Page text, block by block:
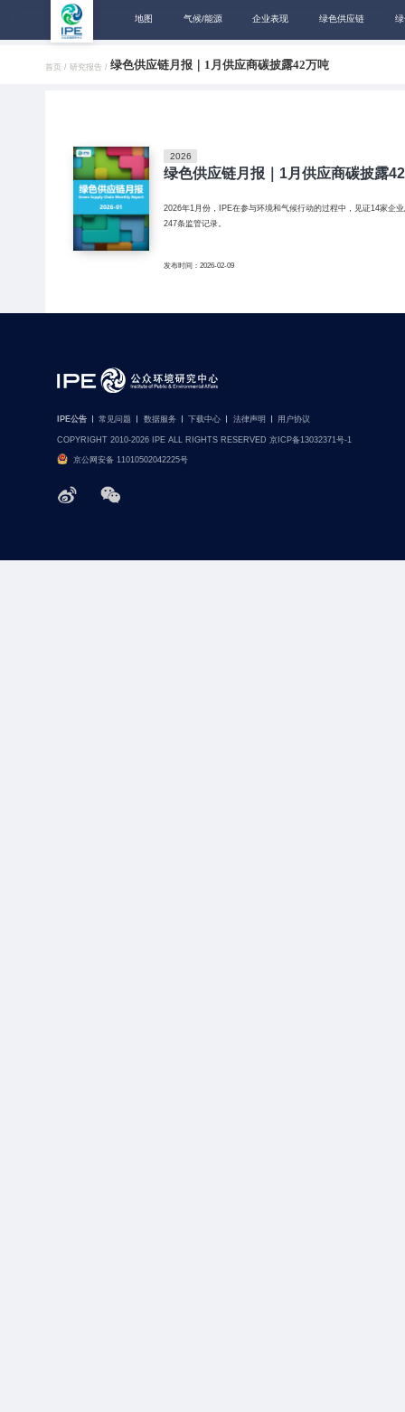
地图 气候/能源 企业表现 绿色供应链
首页 / 研究报告 / 绿色供应链月报｜1月供应商碳披露42万吨
2026
绿色供应链月报｜1月供应商碳披露
2026年1月份，IPE在参与环境和气候行动的过程中，见证14家企
247条监管记录。
发布时间：2026-02-09
IPE公告 常见问题 数据服务 下载中心 法律声明 用户协议
COPYRIGHT 2010-2026 IPE ALL RIGHTS RESERVED 京ICP备13032371号-1
京公网安备 11010502042225号